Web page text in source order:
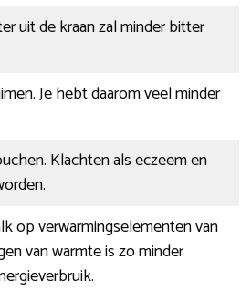
uit de kraan zal minder bitter
Je hebt daarom veel minder
Klachten als eczeem en
op verwarmingselementen van
van warmte is zo minder